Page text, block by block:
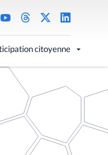
citoyenne